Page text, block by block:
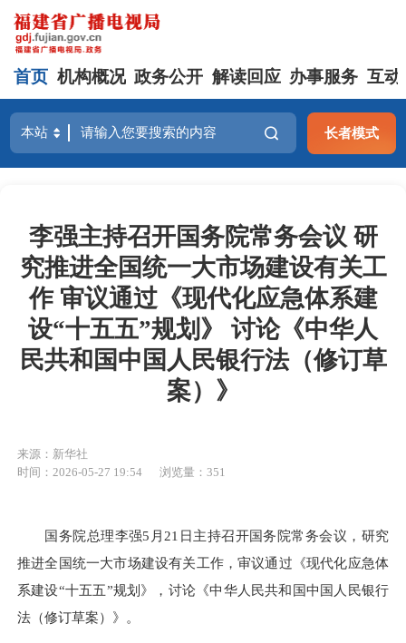
首页 机构概况 政务公开 解读回应 办事服务 互动
长者模式
李强主持召开国务院常务会议 研
究推进全国统一大市场建设有关工
作 审议通过《现代化应急体系建
设“十五五”规划》 讨论《中华人
民共和国中国人民银行法（修订草
案）》
来源：新华社
时间：2026-05-27 19:54
浏览量：351
国务院总理李强5月21日主持召开国务院常务会议，研究
推进全国统一大市场建设有关工作，审议通过《现代化应急体
系建设“十五五”规划》，讨论《中华人民共和国中国人民银行
法（修订草案）》。